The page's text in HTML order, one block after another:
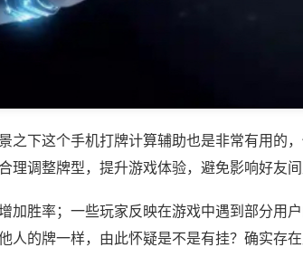
之下这个手机打牌计算辅助也是非常有用的
理调整牌型，提升游戏体验，避免影响好友间
加胜率；一些玩家反映在游戏中遇到部分用
人的牌一样，由此怀疑是不是有挂？确实存